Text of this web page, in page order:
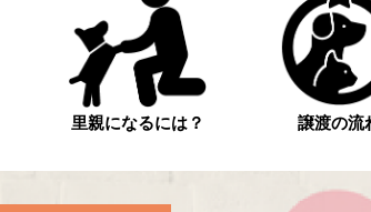
里親になるには？ 譲渡の流